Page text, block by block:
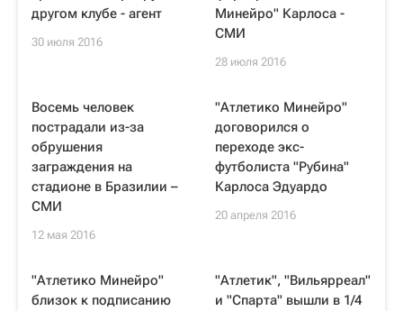
другом клубе - агент
30 июля 2016
Минейро" Карлоса -
СМИ
28 июля 2016
Восемь человек
пострадали из-за
обрушения
заграждения на
стадионе в Бразилии –
СМИ
12 мая 2016
"Атлетико Минейро"
договорился о
переходе экс-
футболиста "Рубина"
Карлоса Эдуардо
20 апреля 2016
"Атлетико Минейро"
близок к подписанию
"Атлетик", "Вильярреал"
и "Спарта" вышли в 1/4